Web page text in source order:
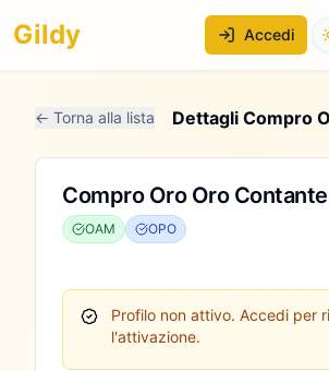
Gildy Accedi
← Torna alla lista Dettagli Compro
Compro Oro Oro
OAM OPO
Profilo non attivo. Accedi per
l'attivazione.